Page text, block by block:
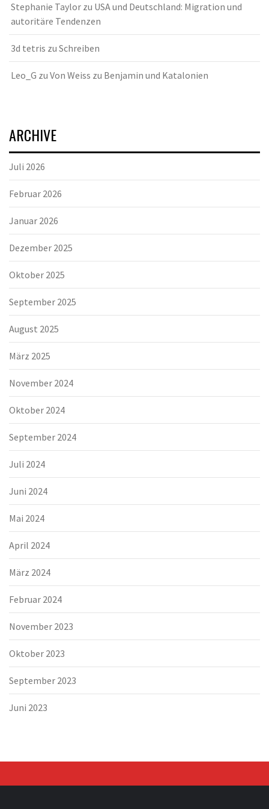
Stephanie Taylor zu USA und Deutschland: Migration und
autoritäre Tendenzen
3d tetris zu Schreiben
Leo_G zu Von Weiss zu Benjamin und Katalonien
ARCHIVE
Juli 2026
Februar 2026
Januar 2026
Dezember 2025
Oktober 2025
September 2025
August 2025
März 2025
November 2024
Oktober 2024
September 2024
Juli 2024
Juni 2024
Mai 2024
April 2024
März 2024
Februar 2024
November 2023
Oktober 2023
September 2023
Juni 2023